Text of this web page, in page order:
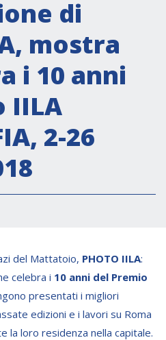
dell’uguaglianza di
economico
di
mostra
i 10 anni
IILA
2-26
del Mattatoio, PHOTO IILA:
celebra i 10 anni del Premio
presentati i migliori
edizioni e i lavori su Roma
la loro residenza nella capitale.